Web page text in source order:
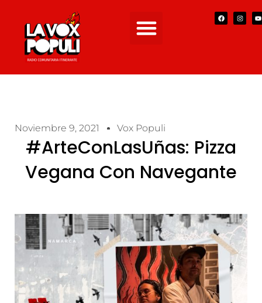
Noviembre 9, 2021 Vox Populi
#ArteConLasUñas: Pizza
Vegana Con Navegante